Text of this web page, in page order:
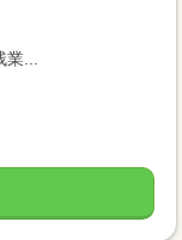
...